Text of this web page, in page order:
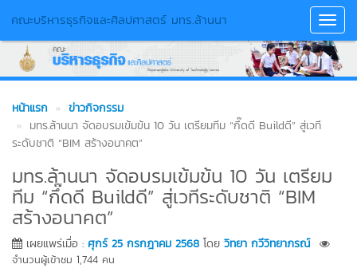
คณะบริหารธุรกิจและศิลปศาสตร์ มทร.ล้านนา
หน้าแรก
ข่าวกิจกรรม
มทร.ล้านนา จัดอบรมเข้มข้น 10 วัน เตรียมทีม “กึ๊ดดี Buildดี” สู่เวที
ระดับชาติ “BIM สร้างอนาคต”
มทร.ล้านนา จัดอบรมเข้มข้น 10 วัน เตรียม
ทีม “กึ๊ดดี Buildดี” สู่เวทีระดับชาติ “BIM
สร้างอนาคต”
เผยแพร่เมื่อ : ศุกร์ 25 กรกฎาคม 2568 โดย วิทยา กวีวิทยาภรณ์
จำนวนผู้เข้าชม 1,744 คน